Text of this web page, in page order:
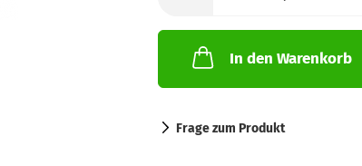
In den Warenkorb
Frage zum Produkt